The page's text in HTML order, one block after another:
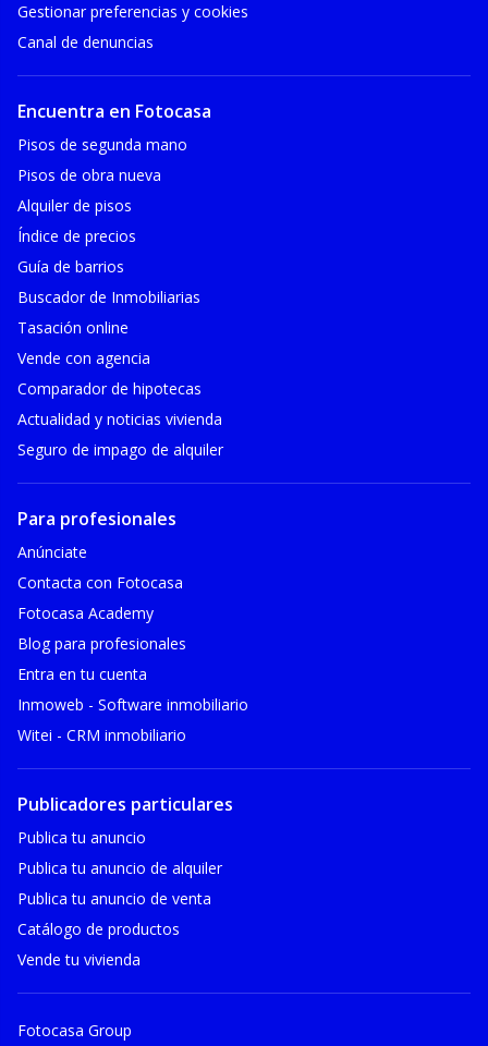
Gestionar preferencias y cookies
Canal de denuncias
Encuentra en Fotocasa
Pisos de segunda mano
Pisos de obra nueva
Alquiler de pisos
Índice de precios
Guía de barrios
Buscador de Inmobiliarias
Tasación online
Vende con agencia
Comparador de hipotecas
Actualidad y noticias vivienda
Seguro de impago de alquiler
Para profesionales
Anúnciate
Contacta con Fotocasa
Fotocasa Academy
Blog para profesionales
Entra en tu cuenta
Inmoweb - Software inmobiliario
Witei - CRM inmobiliario
Publicadores particulares
Publica tu anuncio
Publica tu anuncio de alquiler
Publica tu anuncio de venta
Catálogo de productos
Vende tu vivienda
Fotocasa Group